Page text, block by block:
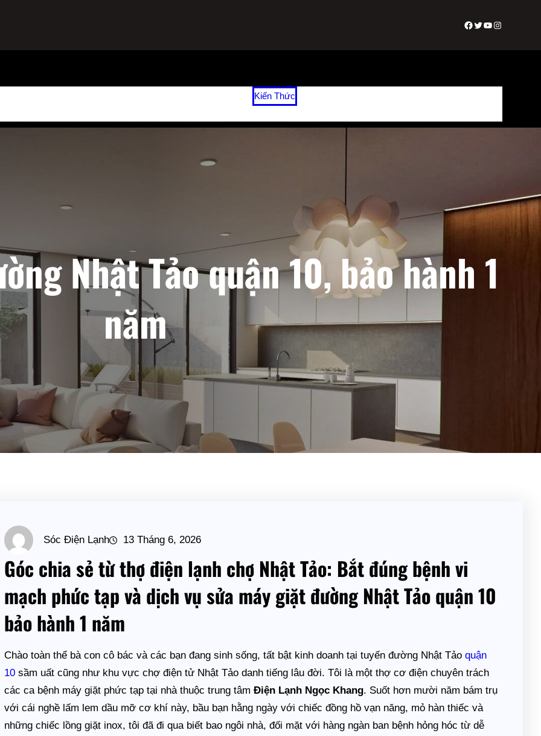
Facebook
Twitter
Youtube
Instagram
Kiến Thức
Nhật Tảo quận 10, bảo hành 1
năm
Sóc Điện Lạnh 13 Tháng 6, 2026
Góc chia sẻ từ thợ điện lạnh chợ Nhật Tảo: Bắt đúng bệnh vi
mạch phức tạp và dịch vụ sửa máy giặt đường Nhật Tảo quận 10
bảo hành 1 năm
Chào toàn thể bà con cô bác và các bạn đang sinh sống, tất bật kinh doanh tại tuyến đường Nhật Tảoquận
10 sầm uất cũng như khu vực chợ điện tử Nhật Tảo danh tiếng lâu đời. Tôi là một thợ cơ điện chuyên trách
các ca bệnh máy giặt phức tạp tại nhà thuộc trung tâmĐiện Lạnh Ngọc Khang. Suốt hơn mười năm bám trụ
với cái nghề lấm lem dầu mỡ cơ khí này, bầu bạn hằng ngày với chiếc đồng hồ vạn năng, mỏ hàn thiếc và
những chiếc lồng giặt inox, tôi đã đi qua biết bao ngôi nhà, đối mặt với hàng ngàn ban bệnh hỏng hóc từ dễ